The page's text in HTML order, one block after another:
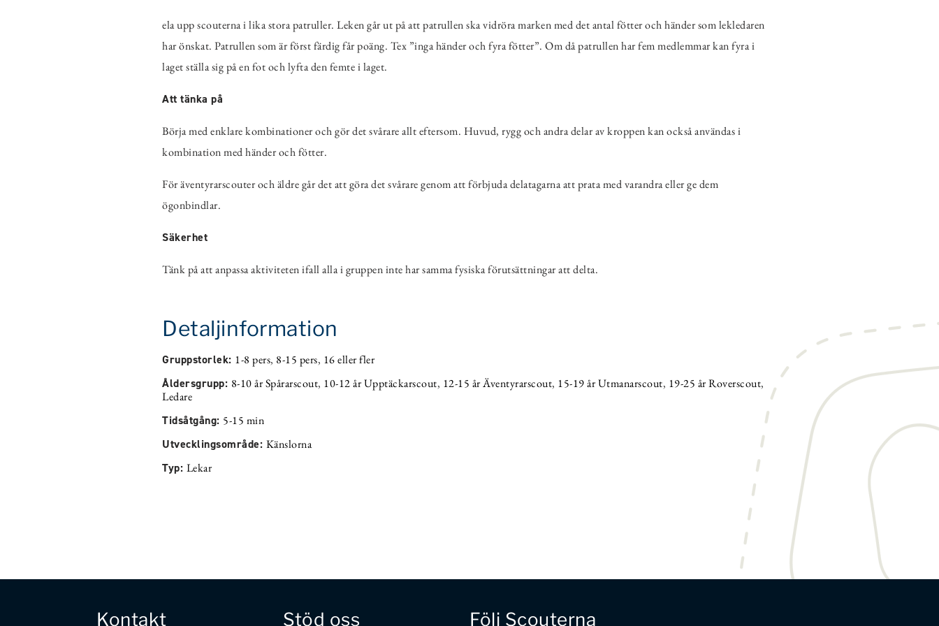
ela upp scouterna i lika stora patruller. Leken går ut på att patrullen ska vidröra marken med det antal fötter och händer som lekledaren
har önskat. Patrullen som är först färdig får poäng. Tex ”inga händer och fyra fötter”. Om då patrullen har fem medlemmar kan fyra i
laget ställa sig på en fot och lyfta den femte i laget.
Att tänka på
Börja med enklare kombinationer och gör det svårare allt eftersom. Huvud, rygg och andra delar av kroppen kan också användas i
kombination med händer och fötter.
För äventyrarscouter och äldre går det att göra det svårare genom att förbjuda delatagarna att prata med varandra eller ge dem
ögonbindlar.
Säkerhet
Tänk på att anpassa aktiviteten ifall alla i gruppen inte har samma fysiska förutsättningar att delta.
Detaljinformation
Gruppstorlek: 1-8 pers, 8-15 pers, 16 eller fler
Åldersgrupp: 8-10 år Spårarscout, 10-12 år Upptäckarscout, 12-15 år Äventyrarscout, 15-19 år Utmanarscout, 19-25 år Roverscout,
Ledare
Tidsåtgång: 5-15 min
Utvecklingsområde: Känslorna
Typ: Lekar
Kontakt Stöd oss Följ Scouterna